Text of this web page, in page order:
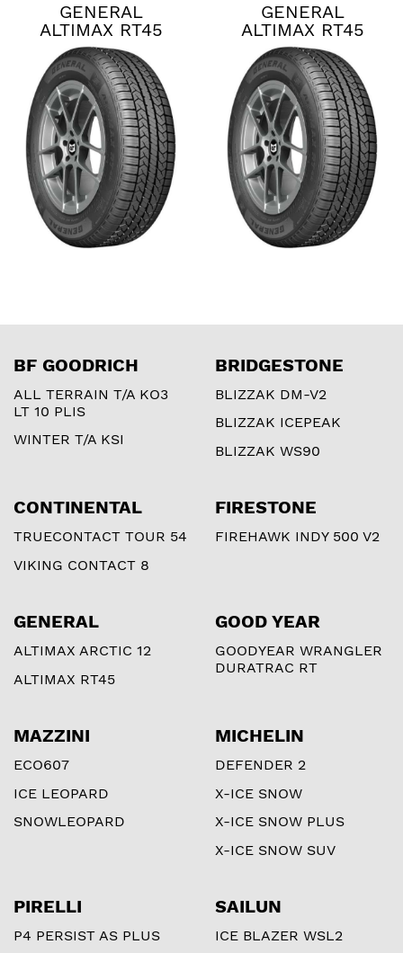
GENERAL
ALTIMAX RT45
GENERAL
ALTIMAX RT45
BF GOODRICH
ALL TERRAIN T/A KO3
LT 10 PLIS
WINTER T/A KSI
BRIDGESTONE
BLIZZAK DM-V2
BLIZZAK ICEPEAK
BLIZZAK WS90
CONTINENTAL
TRUECONTACT TOUR 54
VIKING CONTACT 8
FIRESTONE
FIREHAWK INDY 500 V2
GENERAL
ALTIMAX ARCTIC 12
ALTIMAX RT45
GOOD YEAR
GOODYEAR WRANGLER
DURATRAC RT
MAZZINI
ECO607
ICE LEOPARD
SNOWLEOPARD
MICHELIN
DEFENDER 2
X-ICE SNOW
X-ICE SNOW PLUS
X-ICE SNOW SUV
PIRELLI
P4 PERSIST AS PLUS
SAILUN
ICE BLAZER WSL2